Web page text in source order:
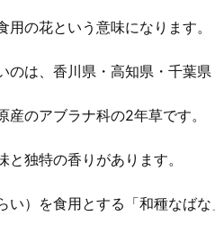
の花という意味になります。
のは、香川県・高知県・千葉県
のアブラナ科の2年草です。
独特の香りがあります。
い）を食用とする「和種なば